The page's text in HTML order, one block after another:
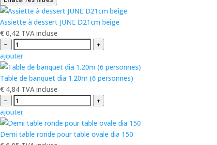
Assiette à dessert JUNE D21cm beige
€ 0,42 TVA incluse
− +
ajouter
Table de banquet dia 1.20m (6 personnes)
€ 4,84 TVA incluse
− +
ajouter
Demi table ronde pour table ovale dia 150